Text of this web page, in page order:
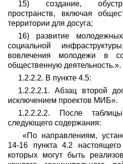
15) создание,
пространств, включая
территории для досуга;
16) развитие
социальной
вовлечения молодежи в
общественную деятельность.».
1.2.2.2. В пункте 4.5:
1.2.2.2.1. Абзац второй
исключением проектов МИБ».
1.2.2.2.2. После
следующего содержания:
«По направлениям,
14-16 пункта 4.2
которых могут быть